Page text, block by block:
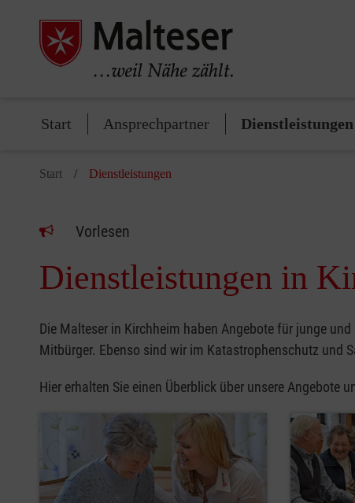
Start Ansprechpartner Dienstleistungen
Start Dienstleistungen
Vorlesen
Dienstleistungen in
Die Malteser in Kirchheim haben Angebote für junge
Mitbürger. Ebenso sind wir im Katastrophenschutz und
Hier erhalten Sie einen Überblick über unsere Angebote